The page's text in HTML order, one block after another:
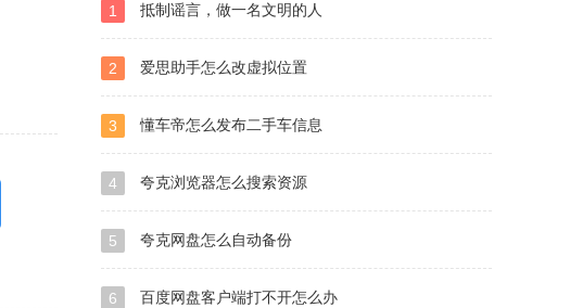
1 抵制谣言，做一名文明的人
2 爱思助手怎么改虚拟位置
3 懂车帝怎么发布二手车信息
4 夸克浏览器怎么搜索资源
5 夸克网盘怎么自动备份
6 百度网盘客户端打不开怎么办